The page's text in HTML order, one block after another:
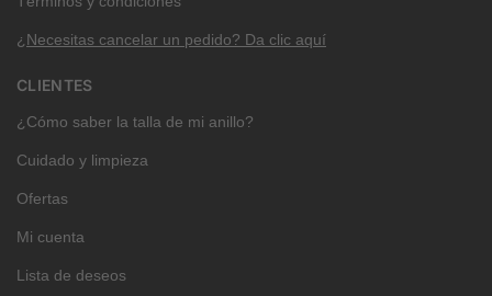
¿Necesitas cancelar un pedido? Da clic aquí
CLIENTES
¿Cómo saber la talla de mi anillo?
Cuidado y limpieza
Ofertas
Mi cuenta
Lista de deseos